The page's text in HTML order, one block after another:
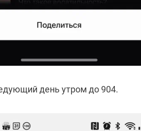
день утром до 904.